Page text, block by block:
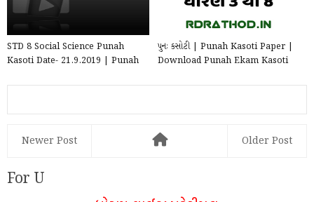
STD 8 Social Science Punah
Kasoti Date- 21.9.2019 | Punah
પુનઃ કસોટી | Punah Kasoti Paper |
Download Punah Ekam Kasoti
Newer Post Older Post
For U